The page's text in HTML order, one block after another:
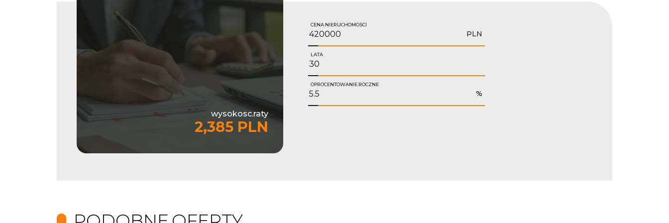
wysokosc.raty
2,385 PLN
CENA.NIERUCHOMOSCI
PLN
LATA
OPROCENTOWANIE.ROCZNE
%